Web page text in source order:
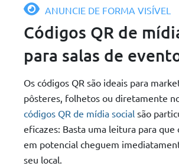
ANUNCIE DE FORMA VISÍVEL
Códigos QR de
para salas de
Os códigos QR são ideais para
pôsteres, folhetos ou diretamente
códigos QR de mídia social são
eficazes: Basta uma leitura para que
em potencial cheguem
seu local.